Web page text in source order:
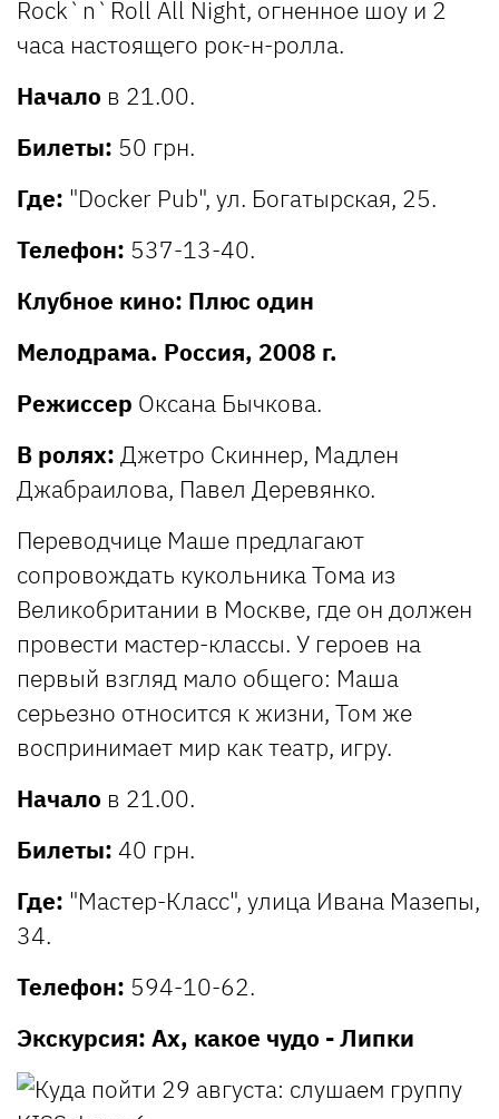
Rock`n`Roll All Night, огненное шоу и 2
часа настоящего рок-н-ролла.
Начало в 21.00.
Билеты: 50 грн.
Где: "Docker Pub", ул. Богатырская, 25.
Телефон: 537-13-40.
Клубное кино: Плюс один
Мелодрама. Россия, 2008 г.
Режиссер Оксана Бычкова.
В ролях: Джетро Скиннер, Мадлен
Джабраилова, Павел Деревянко.
Переводчице Маше предлагают
сопровождать кукольника Тома из
Великобритании в Москве, где он должен
провести мастер-классы. У героев на
первый взгляд мало общего: Маша
серьезно относится к жизни, Том же
воспринимает мир как театр, игру.
Начало в 21.00.
Билеты: 40 грн.
Где: "Мастер-Класс", улица Ивана Мазепы,
34.
Телефон: 594-10-62.
Экскурсия: Ах, какое чудо - Липки